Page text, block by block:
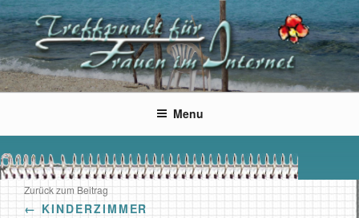
Skip
to
content
Wir Frauen im Netz
Der Treffpunkt für Frauen im Internet, aber auch Männer sind
Menu
Zurück zum Beitrag
← KINDERZIMMER